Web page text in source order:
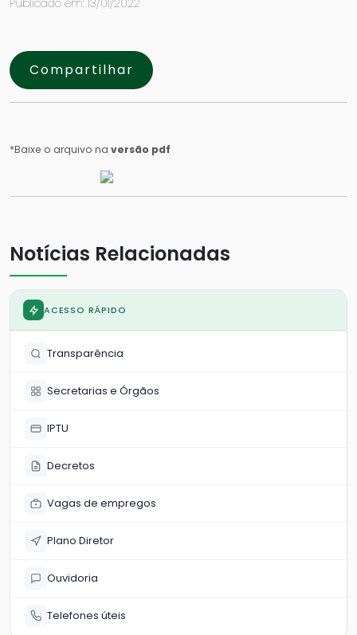
Publicado em: 13/01/2022
Compartilhar
*Baixe o arquivo na versão pdf
Notícias Relacionadas
ACESSO RÁPIDO
Transparência
Secretarias e Órgãos
IPTU
Decretos
Vagas de empregos
Plano Diretor
Ouvidoria
Telefones úteis